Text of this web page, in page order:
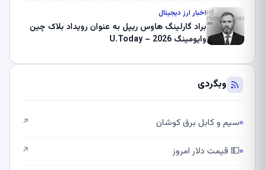
اخبار ارز دیجیتال
براد گارلینگ هاوس ریپل به عنوان رویداد بلاک چین
وایومینگ 2026 – U.Today
وبگردی
سیم و کابل برق کوشان ↗
💵 قیمت دلار امروز ↗